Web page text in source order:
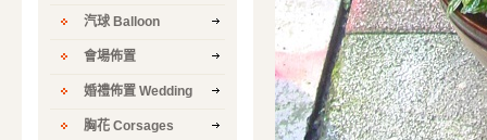
汽球 Balloon
會場佈置
婚禮佈置 Wedding
胸花 Corsages